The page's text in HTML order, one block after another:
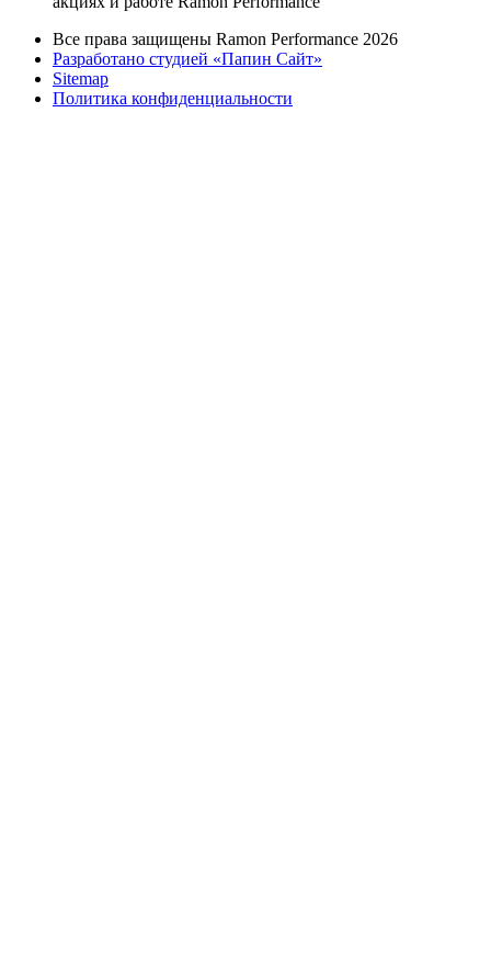
Все права защищены Ramon Performance 2026
Разработано студией «Папин Сайт»
Sitemap
Политика конфиденциальности